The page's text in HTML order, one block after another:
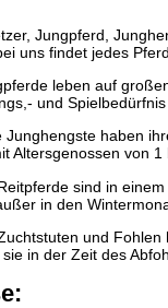
Jungpferd,
uns findet jedes
leben auf
und
Junghengste haben
Altersgenossen von
sind in
in den
und
in der Zeit des